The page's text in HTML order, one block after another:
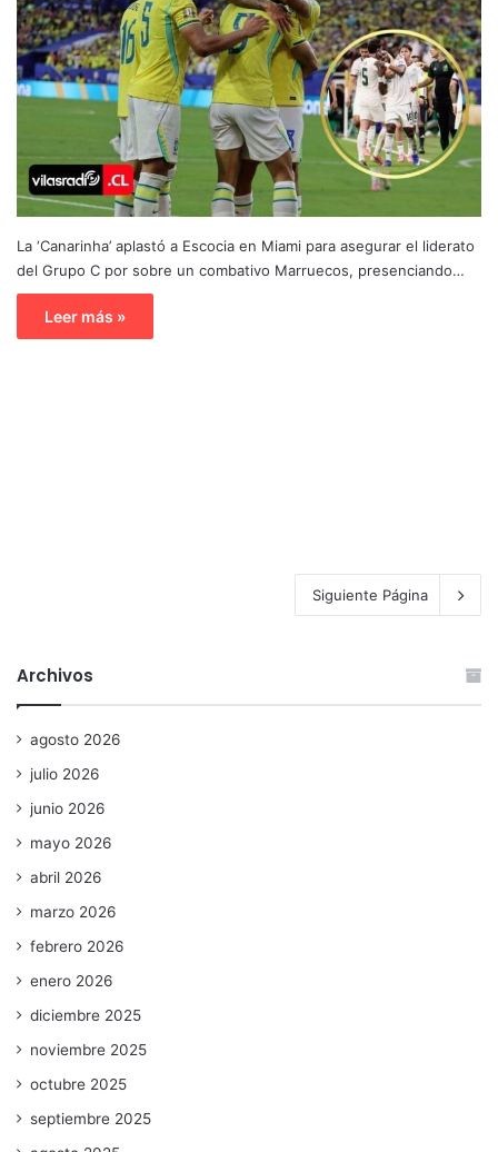
La ‘Canarinha’ aplastó a Escocia en Miami para asegurar el liderato
del Grupo C por sobre un combativo Marruecos, presenciando…
Leer más »
Siguiente Página
Archivos
agosto 2026
julio 2026
junio 2026
mayo 2026
abril 2026
marzo 2026
febrero 2026
enero 2026
diciembre 2025
noviembre 2025
octubre 2025
septiembre 2025